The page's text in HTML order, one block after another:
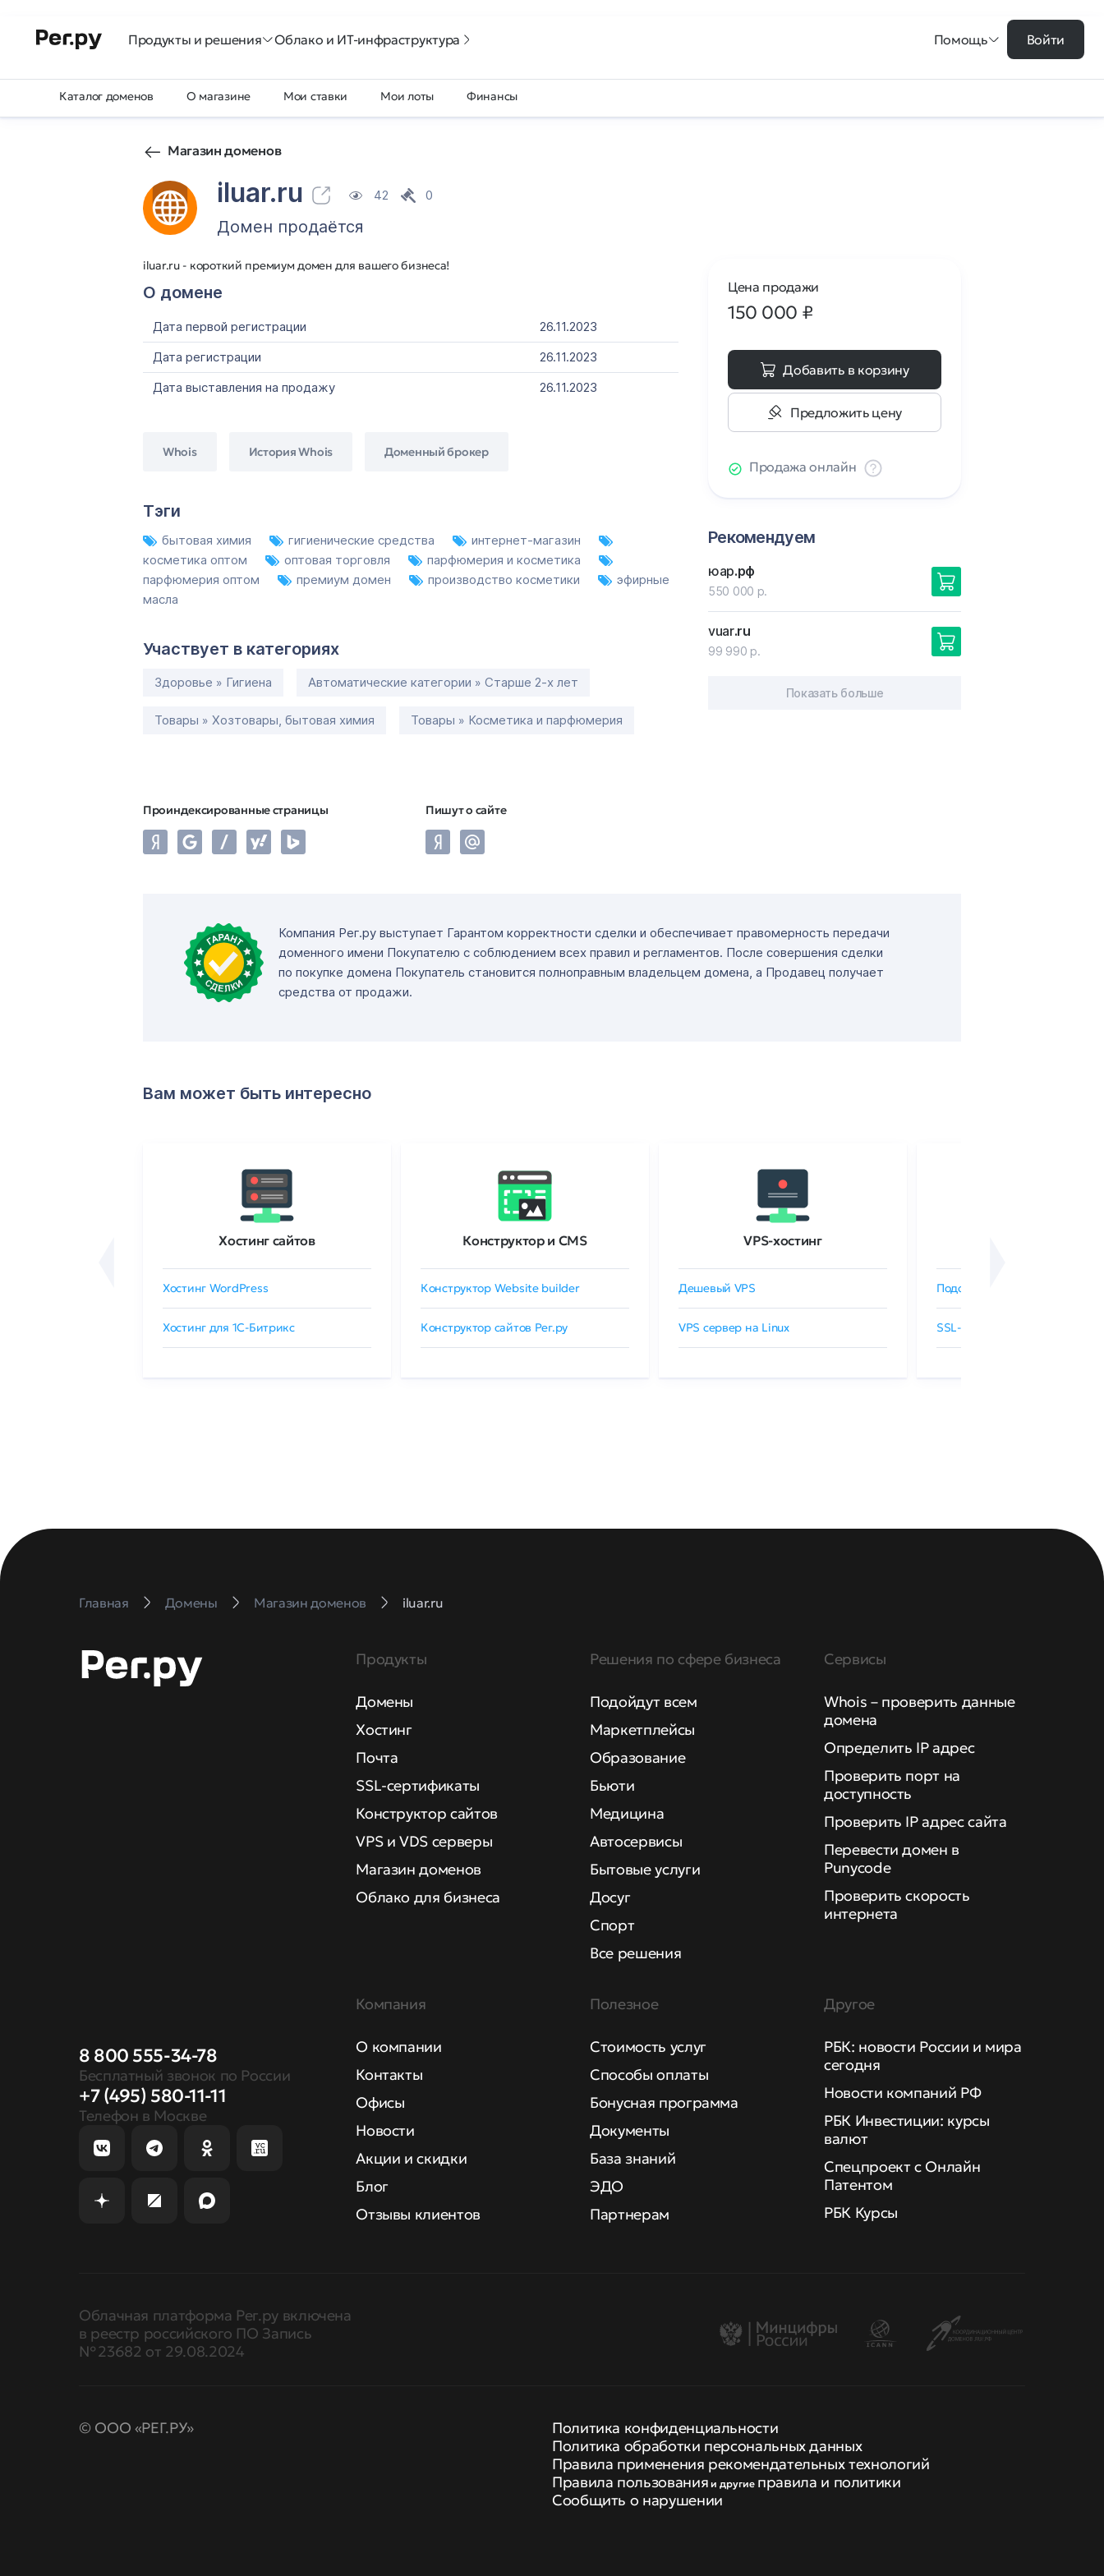
Продукты и решения Облако и ИТ-инфраструктура Помощь Войти
Каталог доменов О магазине Мои ставки Мои лоты Финансы
Магазин доменов
iluar.ru 42 0
Домен продаётся
iluar.ru - короткий премиум домен для вашего бизнеса!
О домене
Дата первой регистрации
26.11.2023
Дата регистрации
26.11.2023
Дата выставления на продажу
26.11.2023
Whois История Whois Доменный брокер
Тэги
бытовая химия гигиенические средства
интернет-магазин
косметика оптом
оптовая торговля
парфюмерия и косметика
парфюмерия оптом
премиум домен производство косметики
эфирные
масла
Участвует в категориях
Здоровье » Гигиена Автоматические категории » Старше 2-х лет
Товары » Хозтовары, бытовая химия Товары » Косметика и парфюмерия
Проиндексированные страницы Пишут о сайте
Цена продажи
150 000 ₽
Добавить в корзину
Предложить цену
Продажа онлайн
Рекомендуем
юар.рф
550 000 р.
vuar.ru
99 990 р.
Показать больше
Компания Рег.ру выступает Гарантом корректности сделки и обеспечивает правомерность передачи
доменного имени Покупателю с соблюдением всех правил и регламентов. После совершения сделки
по покупке домена Покупатель становится полноправным владельцем домена, а Продавец получает
средства от продажи.
Вам может быть интересно
Хостинг сайтов
Хостинг WordPress
Хостинг для 1C-Битрикс
Конструктор и CMS
Конструктор Website builder
Конструктор сайтов Рег.ру
VPS-хостинг
Дешевый VPS
VPS сервер на Linux
Подобрать SSL-сертификат
SSL-сертификаты GlobalSign
Главная Домены Магазин доменов iluar.ru
8 800 555-34-78
Бесплатный звонок по России
+7 (495) 580-11-11
Телефон в Москве
Продукты
Домены
Хостинг
Почта
SSL-сертификаты
Конструктор сайтов
VPS и VDS серверы
Магазин доменов
Облако для бизнеса
Решения по сфере бизнеса
Подойдут всем
Маркетплейсы
Образование
Бьюти
Медицина
Автосервисы
Бытовые услуги
Досуг
Спорт
Все решения
Сервисы
Whois – проверить данные
домена
Определить IP адрес
Проверить порт на
доступность
Проверить IP адрес сайта
Перевести домен в
Punycode
Проверить скорость
интернета
Компания
О компании
Контакты
Офисы
Новости
Акции и скидки
Блог
Отзывы клиентов
Полезное
Стоимость услуг
Способы оплаты
Бонусная программа
Документы
База знаний
ЭДО
Партнерам
Другое
РБК: новости России и мира
сегодня
Новости компаний РФ
РБК Инвестиции: курсы
валют
Спецпроект с Онлайн
Патентом
РБК Курсы
Облачная платформа Рег.ру включена
в реестр российского ПО Запись
№ 23682 от 29.08.2024
© ООО «РЕГ.РУ»
Политика конфиденциальности
Политика обработки персональных данных
Правила применения рекомендательных технологий
Правила пользования и другие правила и политики
Сообщить о нарушении